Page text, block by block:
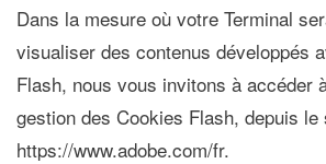
Dans la mesure où votre Terminal
visualiser des contenus développés
Flash, nous vous invitons à accéder
gestion des Cookies Flash, depuis
https://www.adobe.com/fr.